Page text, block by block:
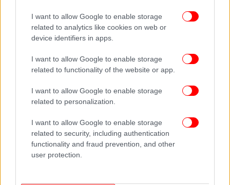
I want to allow Google to enable storage
related to analytics like cookies on web or
device identifiers in apps.
I want to allow Google to enable storage
related to functionality of the website or app.
I want to allow Google to enable storage
related to personalization.
I want to allow Google to enable storage
related to security, including authentication
functionality and fraud prevention, and other
user protection.
ΟΡΙΣΜΕΝΑ ΒΙΟΓΡΑΦΙΚΑ ΣΤΟΙΧΕΙΑ ΤΟΥ
Ο Ezra Pound γεννήθηκε στο Hailey του Αϊντάχο
(1885), μεγάλωσε στο Wyncote της Πενσυλβανίας
και φοίτησε στο κολέγιο του Χάμιλτον και στο